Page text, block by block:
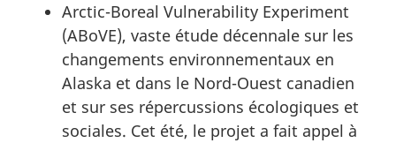
Arctic-Boreal Vulnerability Experiment
(ABoVE), vaste étude décennale sur les
changements environnementaux en
Alaska et dans le Nord-Ouest canadien
et sur ses répercussions écologiques et
sociales. Cet été, le projet a fait appel à